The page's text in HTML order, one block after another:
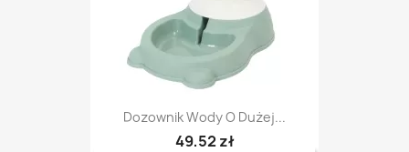
Dozownik Wody O Dużej...
49,52 zł